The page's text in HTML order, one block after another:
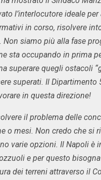
l’interlocutore ideale per
in corso, risolvere
siamo più alla fase
sta occupando in prima
superare quegli ostacoli
superati. Il Dipartimento
in questa direzione!
il problema delle
o mesi. Non credo che si
varie opzioni. Il Napoli è
e per questo bisogna
dei terreni attraverso il